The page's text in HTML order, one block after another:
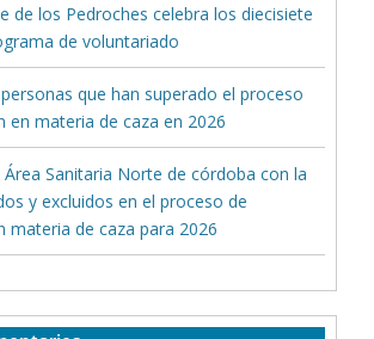
de los Pedroches celebra los diecisiete
de voluntariado
que han superado el proceso
en materia de caza en 2026
Área Sanitaria Norte de córdoba con la
y excluidos en el proceso de
materia de caza para 2026